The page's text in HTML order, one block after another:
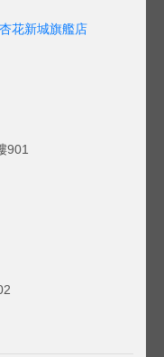
花新城旗艦店
901